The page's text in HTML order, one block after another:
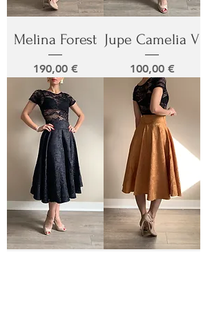
Melina Forest
Prix
190,00 €
Jupe Camelia V
Prix
100,00 €